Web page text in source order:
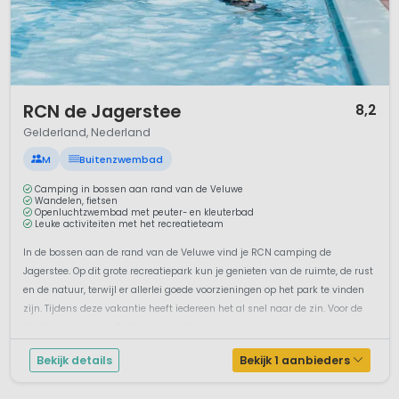
tientallen bedreigde planten- en diersoorten te ontdekken.
Voor zowel jong als oud worden in De Hoge Veluwe sportieve,
culturele en educatieve activiteiten georganiseerd. Pluspunt:
fietsen zijn gratis te leen in het park! 🚴
De cultuur van Gelderland snuiven en
RCN de Jagerstee 8,2
Gelderland, Nederland
M Buitenzwembad
Camping in bossen aan rand van de Veluwe
Wandelen, fietsen
Openluchtzwembad met peuter- en kleuterbad
Leuke activiteiten met het recreatieteam
In de bossen aan de rand van de Veluwe vind je RCN camping de
Jagerstee. Op dit grote recreatiepark kun je genieten van de ruimte, de rust
en de natuur, terwijl er allerlei goede voorzieningen op het park te vinden
zijn. Tijdens deze vakantie heeft iedereen het al snel naar de zin. Voor de
Bekijk details Bekijk 1 aanbieders